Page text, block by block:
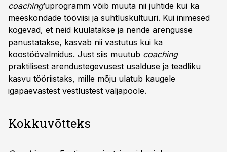
coaching’uprogramm võib muuta nii juhtide kui ka
meeskondade tööviisi ja suhtluskultuuri. Kui inimesed
kogevad, et neid kuulatakse ja nende arengusse
panustatakse, kasvab nii vastutus kui ka
koostöövalmidus. Just siis muutub coaching
praktilisest arendustegevusest usalduse ja teadliku
kasvu tööriistaks, mille mõju ulatub kaugele
igapäevastest vestlustest väljapoole.
Kokkuvõtteks